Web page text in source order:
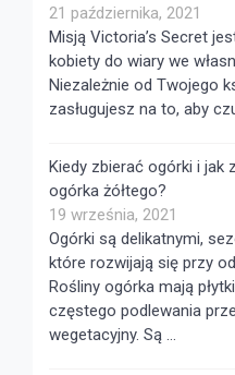
21 października, 2021
Misją Victoria’s Secret
kobiety do wiary we
Niezależnie od Twojego
zasługujesz na to, aby
Kiedy zbierać ogórki i jak
ogórka żółtego?
19 września, 2021
Ogórki są delikatnymi,
które rozwijają się przy
Rośliny ogórka mają
częstego podlewania
wegetacyjny. Są …